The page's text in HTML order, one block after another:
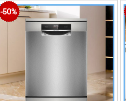
-50%